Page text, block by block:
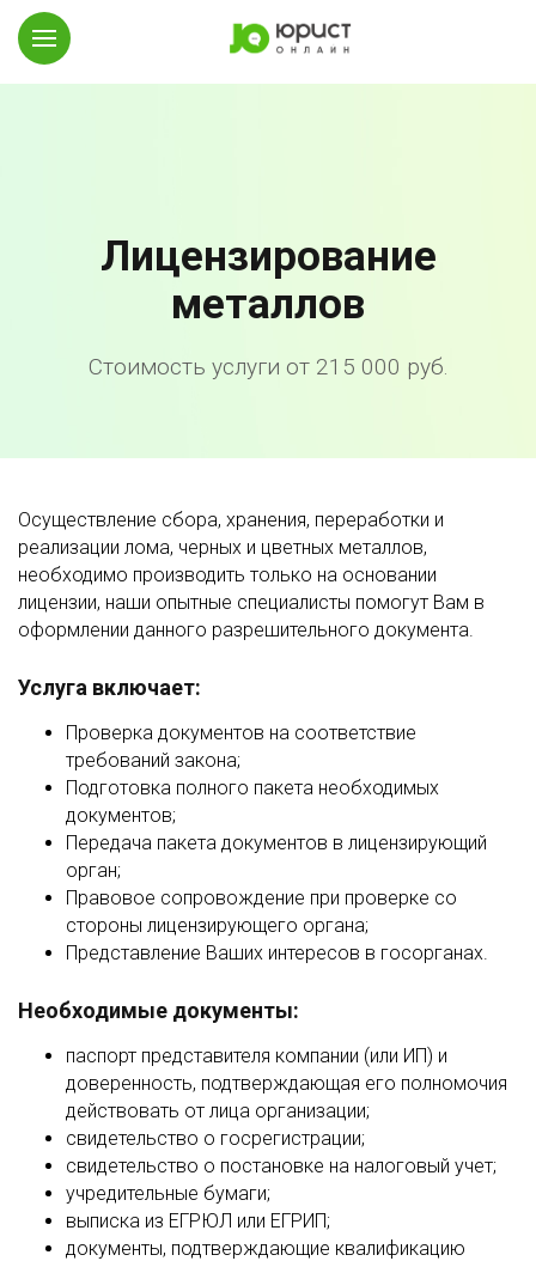
Лицензирование
металлов
Стоимость услуги от 215 000 руб.
Осуществление сбора, хранения, переработки и
реализации лома, черных и цветных металлов,
необходимо производить только на основании
лицензии, наши опытные специалисты помогут Вам в
оформлении данного разрешительного документа.
Услуга включает:
Проверка документов на соответствие
требований закона;
Подготовка полного пакета необходимых
документов;
Передача пакета документов в лицензирующий
орган;
Правовое сопровождение при проверке со
стороны лицензирующего органа;
Представление Ваших интересов в госорганах.
Необходимые документы:
паспорт представителя компании (или ИП) и
доверенность, подтверждающая его полномочия
действовать от лица организации;
свидетельство о госрегистрации;
свидетельство о постановке на налоговый учет;
учредительные бумаги;
выписка из ЕГРЮЛ или ЕГРИП;
документы, подтверждающие квалификацию